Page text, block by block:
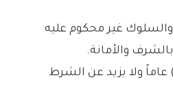
غير محكوم عليه
والأمانة.
– أن لا يقل عمره عن (18) عاماً ولا يزيد عن الشرط